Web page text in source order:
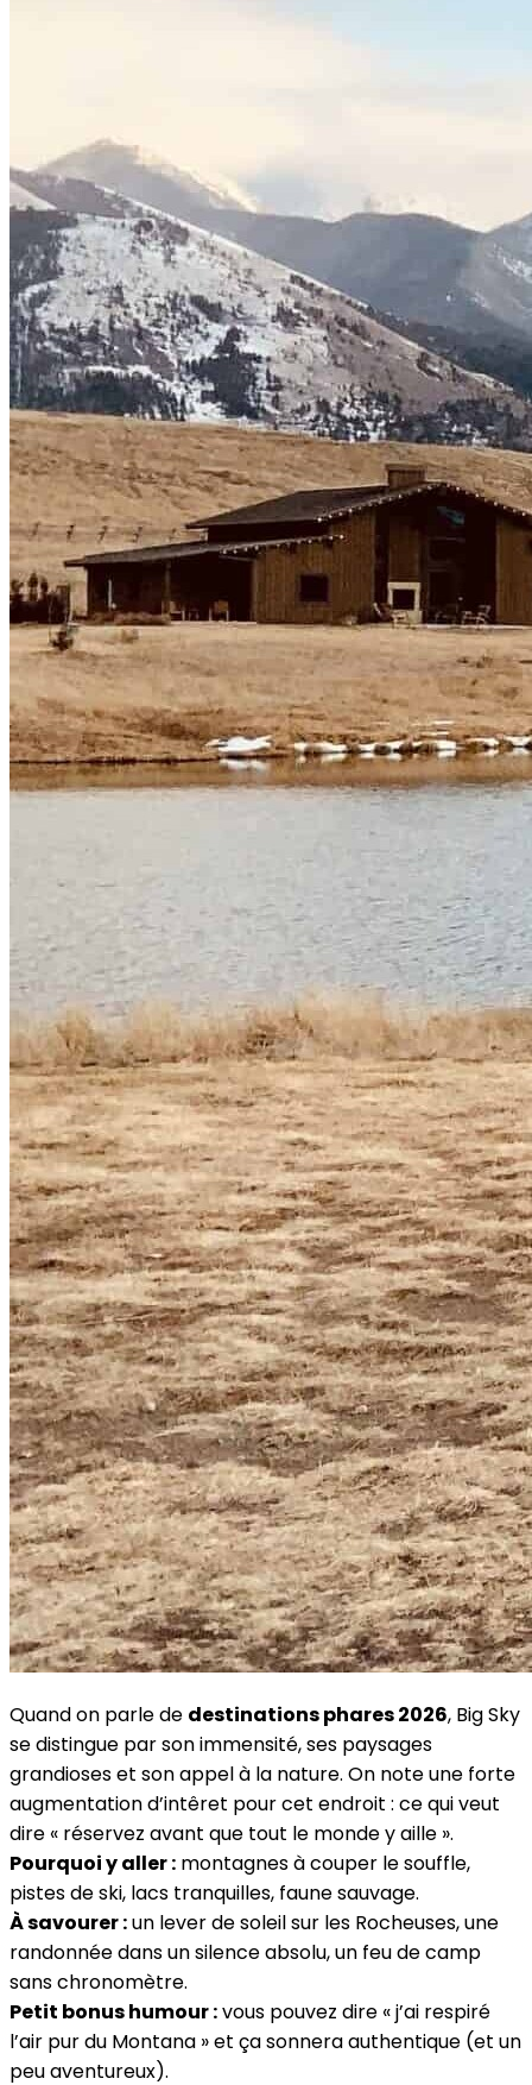
Quand on parle de destinations phares 2026, Big Sky
se distingue par son immensité, ses paysages
grandioses et son appel à la nature. On note une forte
augmentation d’intêret pour cet endroit : ce qui veut
dire « réservez avant que tout le monde y aille ».
Pourquoi y aller : montagnes à couper le souffle,
pistes de ski, lacs tranquilles, faune sauvage.
À savourer :un lever de soleil sur les Rocheuses, une
randonnée dans un silence absolu, un feu de camp
sans chronomètre.
Petit bonus humour :vous pouvez dire « j’ai respiré
l’air pur du Montana » et ça sonnera authentique (et un
peu aventureux).